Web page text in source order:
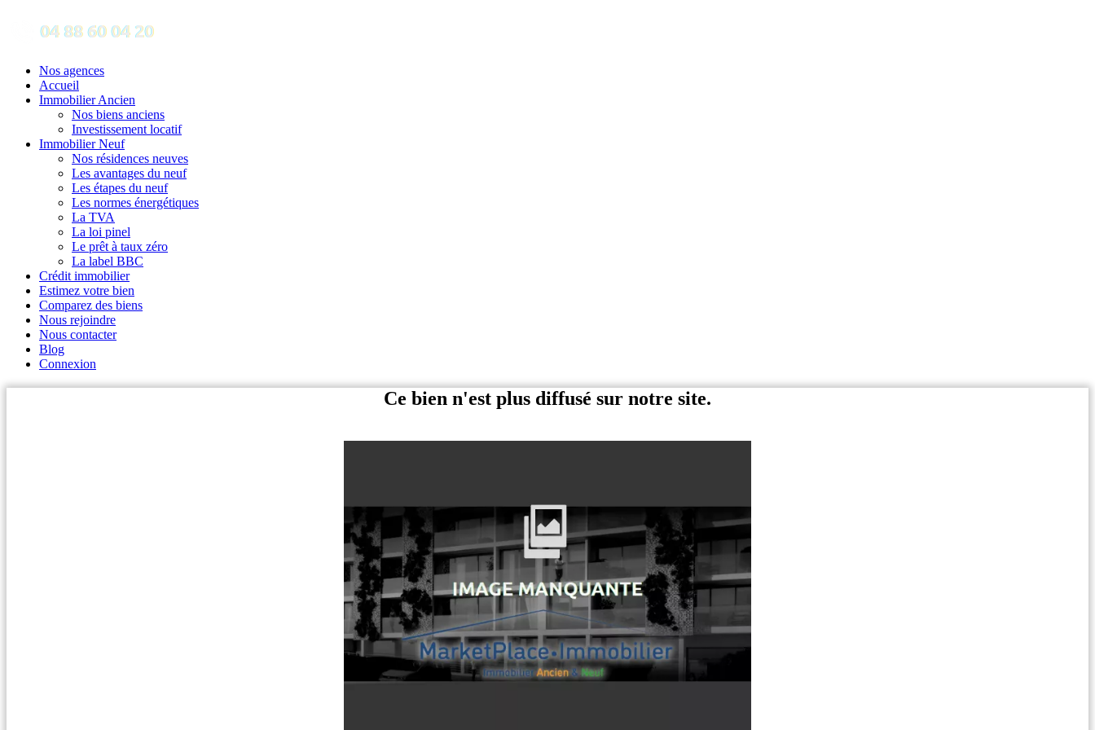
Nos agences
Accueil
Immobilier Ancien
Nos biens anciens
Investissement locatif
Immobilier Neuf
Nos résidences neuves
Les avantages du neuf
Les étapes du neuf
Les normes énergétiques
La TVA
La loi pinel
Le prêt à taux zéro
La label BBC
Crédit immobilier
Estimez votre bien
Comparez des biens
Nous rejoindre
Nous contacter
Blog
Connexion
Ce bien n'est plus diffusé sur notre site.